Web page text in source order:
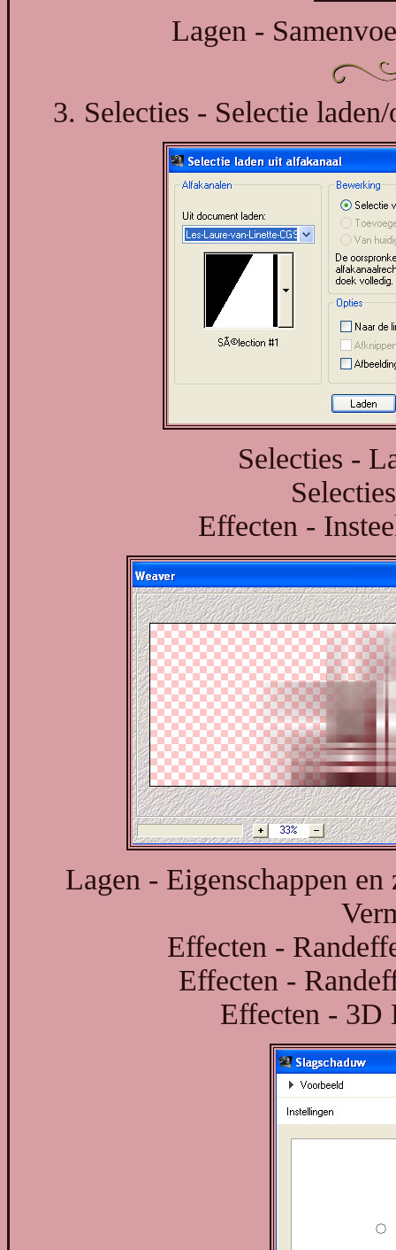
Lagen -
3. Selecties - Selectie
Selecties -
Effecten -
Lagen - Eigenschappen
Effecten -
Effecten -
Effecten - 3D